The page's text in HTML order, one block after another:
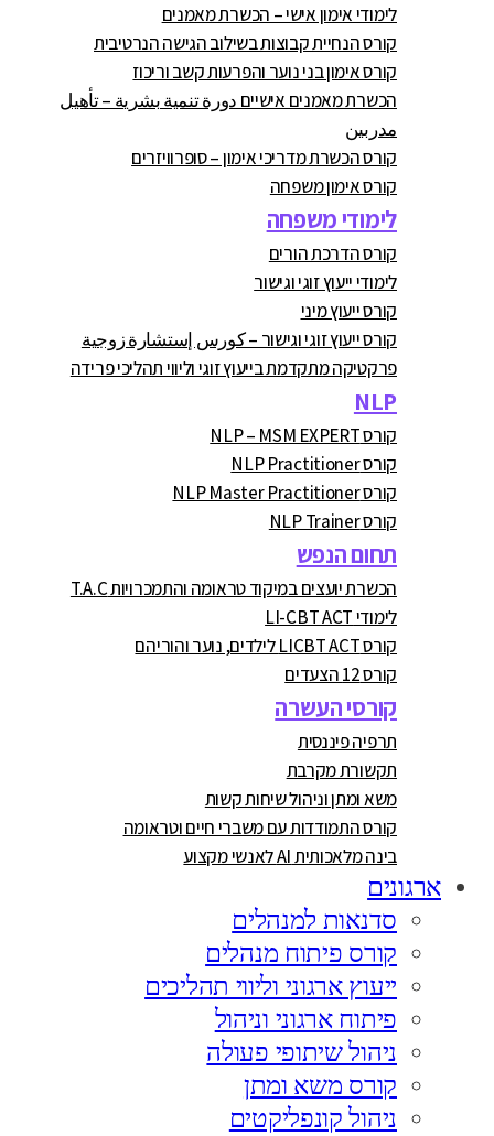
לימודי אימון אישי – הכשרת מאמנים
קורס הנחיית קבוצות בשילוב הגישה הנרטיבית
קורס אימון בני נוער והפרעות קשב וריכוז
הכשרת מאמנים אישיים دورة تنمية بشرية – تأهيل
مدربين
קורס הכשרת מדריכי אימון – סופרוויזרים
קורס אימון משפחה
לימודי משפחה
קורס הדרכת הורים
לימודי ייעוץ זוגי וגישור
קורס ייעוץ מיני
קורס ייעוץ זוגי וגישור – كورس إستشارة زوجية
פרקטיקה מתקדמת בייעוץ זוגי וליווי תהליכי פרידה
NLP
קורס NLP – MSM EXPERT
קורס NLP Practitioner
קורס NLP Master Practitioner
קורס NLP Trainer
תחום הנפש
הכשרת יועצים במיקוד טראומה והתמכרויות T.A.C
לימודי LI-CBT ACT
קורס LICBT ACT לילדים, נוער והוריהם
קורס 12 הצעדים
קורסי העשרה
תרפיה פיננסית
תקשורת מקרבת
משא ומתן וניהול שיחות קשות
קורס התמודדות עם משברי חיים וטראומה
בינה מלאכותית AI לאנשי מקצוע
ארגונים
סדנאות למנהלים
קורס פיתוח מנהלים
ייעוץ ארגוני וליווי תהליכים
פיתוח ארגוני וניהול
ניהול שיתופי פעולה
קורס משא ומתן
ניהול קונפליקטים